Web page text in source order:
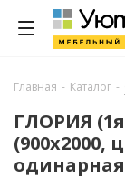
Главная - Каталог -
ГЛОРИЯ
(900х2000,